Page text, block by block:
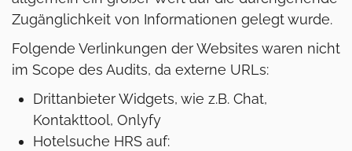
Zugänglichkeit von Informationen gelegt wurde.
Folgende Verlinkungen der Websites waren nicht
im Scope des Audits, da externe URLs:
Drittanbieter Widgets, wie z.B. Chat,
Kontakttool, Onlyfy
Hotelsuche HRS auf: